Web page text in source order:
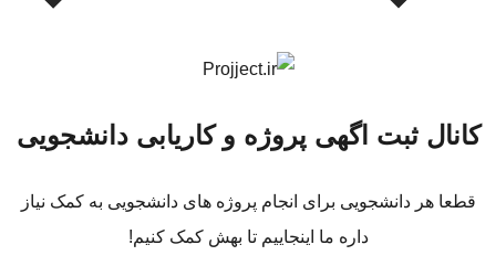
کانال ثبت اگهی پروژه و کاریابی دانشجویی
قطعا هر دانشجویی برای انجام پروژه های دانشجویی به کمک نیاز
داره ما اینجاییم تا بهش کمک کنیم!